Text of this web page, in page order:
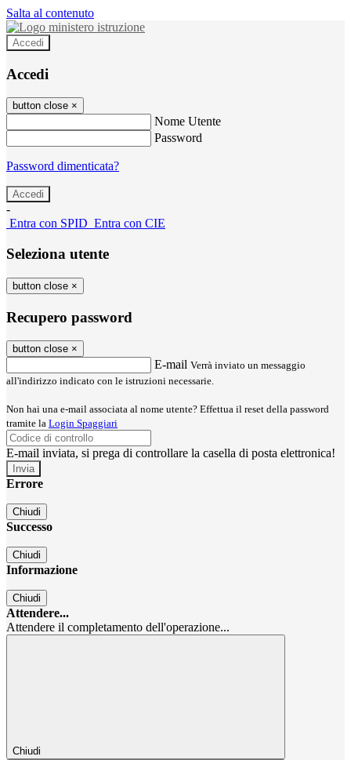
Salta al contenuto
Accedi
Accedi
button close ×
Nome Utente
Password
Password dimenticata?
-
Entra con SPID Entra con CIE
Seleziona utente
button close ×
Recupero password
button close ×
E-mail Verrà inviato un messaggio
all'indirizzo indicato con le istruzioni necessarie.
Non hai una e-mail associata al nome utente? Effettua il reset della password
tramite la Login Spaggiari
E-mail inviata, si prega di controllare la casella di posta elettronica!
Errore
Chiudi
Successo
Chiudi
Informazione
Chiudi
Attendere...
Attendere il completamento dell'operazione...
Chiudi